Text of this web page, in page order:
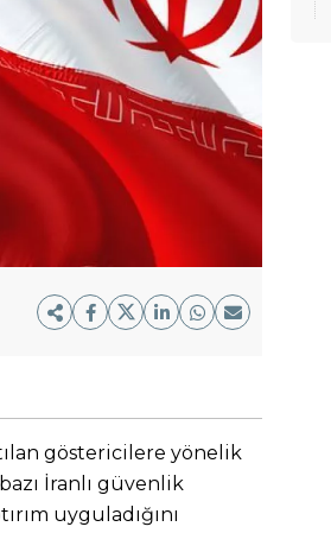
göstericilere yönelik
İranlı güvenlik
uyguladığını